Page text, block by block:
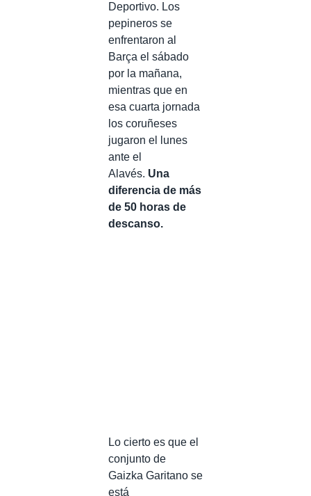
Deportivo. Los
pepineros se
enfrentaron al
Barça el sábado
por la mañana,
mientras que en
esa cuarta jornada
los coruñeses
jugaron el lunes
ante el
Alavés. Una
diferencia de más
de 50 horas de
descanso.
Lo cierto es que el
conjunto de
Gaizka Garitano se
está